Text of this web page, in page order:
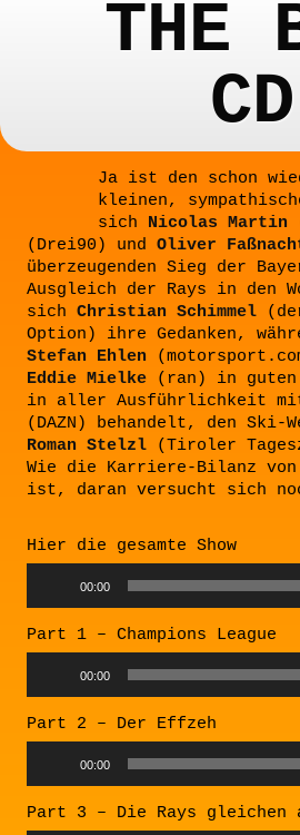
THE
Ja ist den schon
kleinen,
sich Nicolas Martin
(Drei90) und Oliver
überzeugenden Sieg der
Ausgleich der Rays in den
sich Christian Schimmel
Option) ihre Gedanken,
Stefan Ehlen
Eddie Mielke (ran) in guten
in aller Ausführlichkeit
(DAZN) behandelt, den Ski-
Roman Stelzl (Tiroler
Wie die Karriere-Bilanz von
ist, daran versucht sich
Hier die gesamte Show
00:00
Part 1 – Champions League
00:00
Part 2 – Der Effzeh
00:00
Part 3 – Die Rays gleichen